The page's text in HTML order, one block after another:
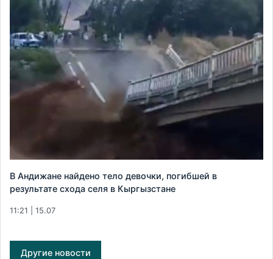
В Андижане найдено тело девочки, погибшей в
результате схода селя в Кыргызстане
11:21 | 15.07
Другие новости